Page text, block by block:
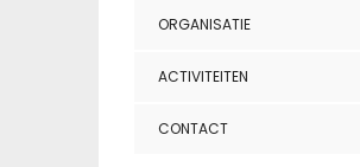
ORGANISATIE
ACTIVITEITEN
CONTACT